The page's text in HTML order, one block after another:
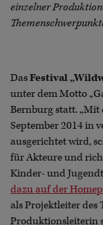
einzelner
DasFestival
unter dem Motto
Bernburg statt. „Mit
September 2014 in
ausgerichtet wird,
für Akteure und
Kinder- und
dazu auf der
als Projektleiter
Produktionsleiterin